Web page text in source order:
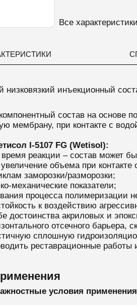
Все характеристики
низковязкий инъекционный
состав на основе
мембрану, при контакте с
I-5107 FG (Wetisol):
реакции – состав может
объема при контакте
заморозки/разморозки;
механические показатели;
процесса полимеризации
к воздействию
достоинства акриловых и
отсечного барьера,
сплошную
реставрационные
условия